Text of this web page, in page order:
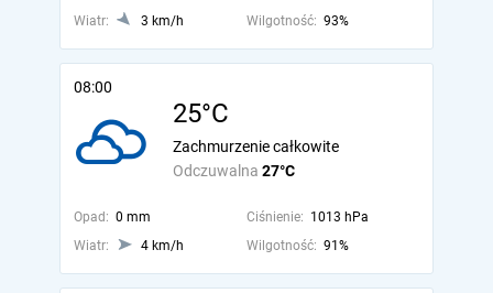
Wiatr: 3 km/h Wilgotność: 93%
08:00
25°C
Odczuwalna 27°C
Zachmurzenie całkowite
Opad: 0 mm Ciśnienie: 1013 hPa
Wiatr:
4 km/h Wilgotność: 91%